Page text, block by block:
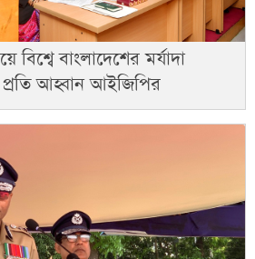
বিশ্বে বাংলাদেশের মর্যাদা
প্রতি আহ্বান আইজিপির